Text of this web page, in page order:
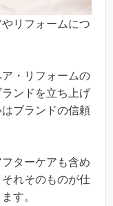
リフォームにつ
・リフォームの
ンドを立ち上げ
ブランドの信頼
ターケアも含め
れそのものが仕
す。